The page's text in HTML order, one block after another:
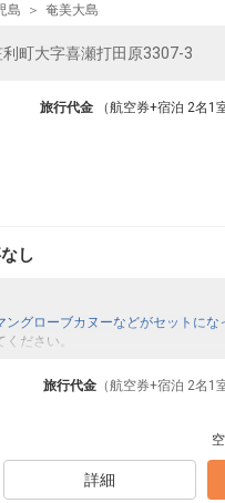
島 奄美大島
町大字喜瀬打田原3307-3
旅行代金 （航空券+宿泊 2名1
し
ングローブカヌーなどがセットに
ださい。
旅行代金 （航空券+宿泊 2名1
詳細